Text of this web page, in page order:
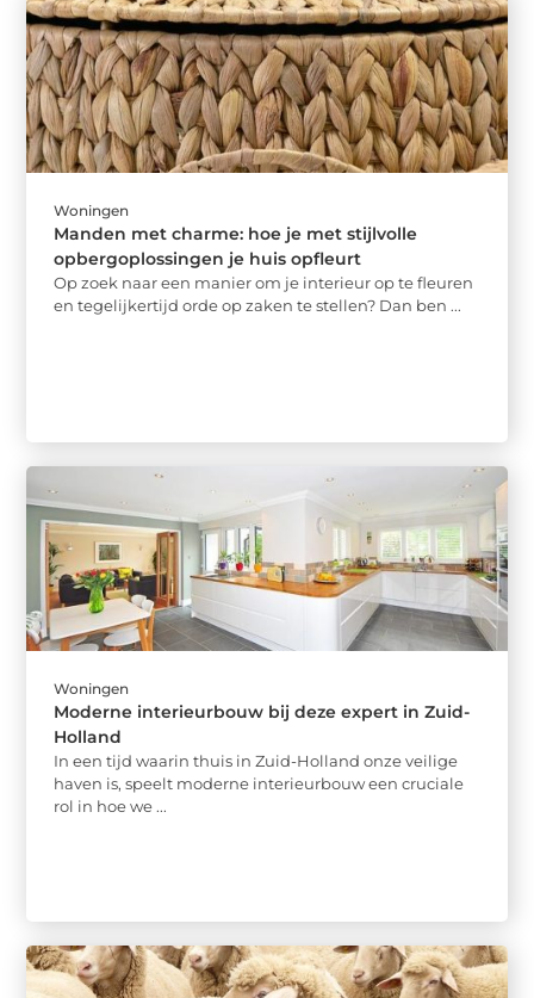
Woningen
Manden met charme: hoe je met stijlvolle
opbergoplossingen je huis opfleurt
Op zoek naar een manier om je interieur op te fleuren
en tegelijkertijd orde op zaken te stellen? Dan ben ...
Woningen
Moderne interieurbouw bij deze expert in Zuid-
Holland
In een tijd waarin thuis in Zuid-Holland onze veilige
haven is, speelt moderne interieurbouw een cruciale
rol in hoe we ...